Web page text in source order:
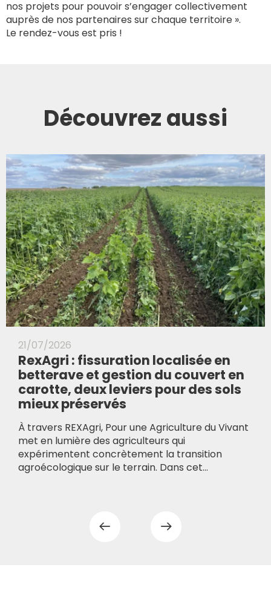
nos projets pour pouvoir s’engager collectivement
auprès de nos partenaires sur chaque territoire ».
Le rendez-vous est pris !
Découvrez aussi
21/07/2026
RexAgri : fissuration localisée en
betterave et gestion du couvert en
carotte, deux leviers pour des sols
mieux préservés
À travers REXAgri, Pour une Agriculture du Vivant
met en lumière des agriculteurs qui
expérimentent concrètement la transition
agroécologique sur le terrain. Dans cet...